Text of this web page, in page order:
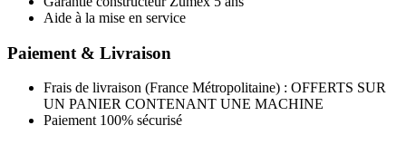
Aide à la mise en service
Paiement & Livraison
Frais de livraison (France Métropolitaine) : OFFERTS SUR
UN PANIER CONTENANT UNE MACHINE
Paiement 100% sécurisé